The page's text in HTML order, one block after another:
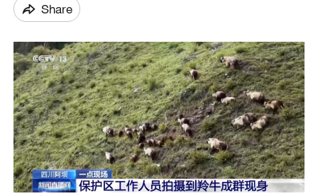
Share